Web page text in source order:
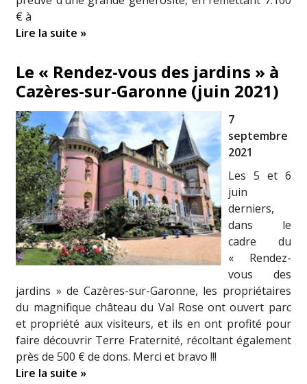
€ à
Lire la suite »
Le « Rendez-vous des jardins » à
Cazères-sur-Garonne (juin 2021)
7
septembre
2021
Les 5 et 6
juin
derniers,
dans le
cadre du
« Rendez-
vous des
jardins » de Cazères-sur-Garonne, les propriétaires
du magnifique château du Val Rose ont ouvert parc
et propriété aux visiteurs, et ils en ont profité pour
faire découvrir Terre Fraternité, récoltant également
près de 500 € de dons. Merci et bravo !!!
Lire la suite »